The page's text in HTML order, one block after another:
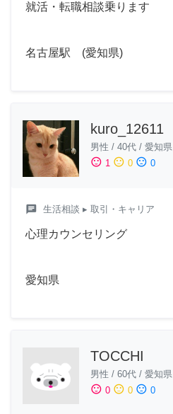
就活・転職相談乗ります
名古屋駅 (愛知県)
kuro_12611
男性 / 40代 / 愛知県
sentiment_satisfied 1 sentiment_neutral 0 sentiment_dissatisfied 0
chat 生活相談 ▸ 取引・キャリア
心理カウンセリング
愛知県
TOCCHI
男性 / 60代 / 愛知県
sentiment_satisfied 0 sentiment_neutral 0 sentiment_dissatisfied 0